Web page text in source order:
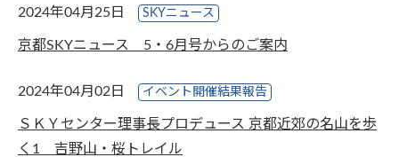
2024年04月25日 SKYニュース
京都SKYニュース 5・6月号からのご案内
2024年04月02日 イベント開催結果報告
ＳＫＹセンター理事長プロデュース 京都近郊の名山を歩
く1 吉野山・桜トレイル